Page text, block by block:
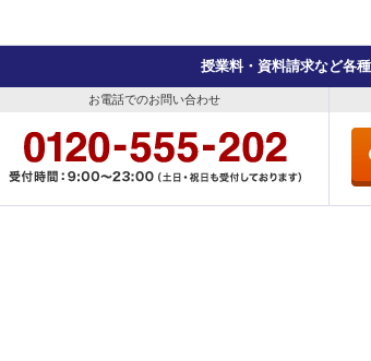
授業料・資料請求など各
お電話でのお問い合わせ